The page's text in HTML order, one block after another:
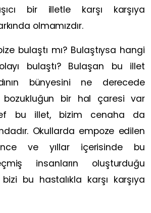
bir illetle karşı karşıya
olmamızdır.
bulaştı mı? Bulaştıysa hangi
bulaştı? Bulaşan bu illet
bünyesini ne derecede
bir hal çaresi var
bu illet, bizim cenaha da
Okullarda empoze edilen
ve yıllar içerisinde bu
insanların oluşturduğu
bu hastalıkla karşı karşıya